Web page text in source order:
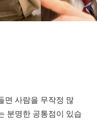
면 사람을 무작정 많
분명한 공통점이 있습